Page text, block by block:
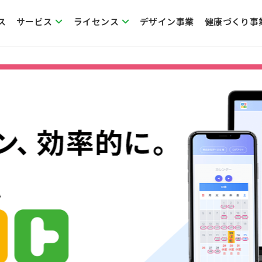
サービス ライセンス デザイン事業 健康づくり事